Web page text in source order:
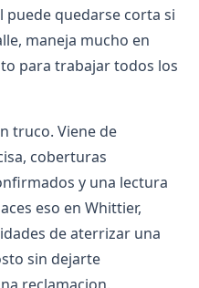
puede quedarse corta si
maneja mucho en
para trabajar todos los
truco. Viene de
coberturas
y una lectura
eso en Whittier,
de aterrizar una
sin dejarte